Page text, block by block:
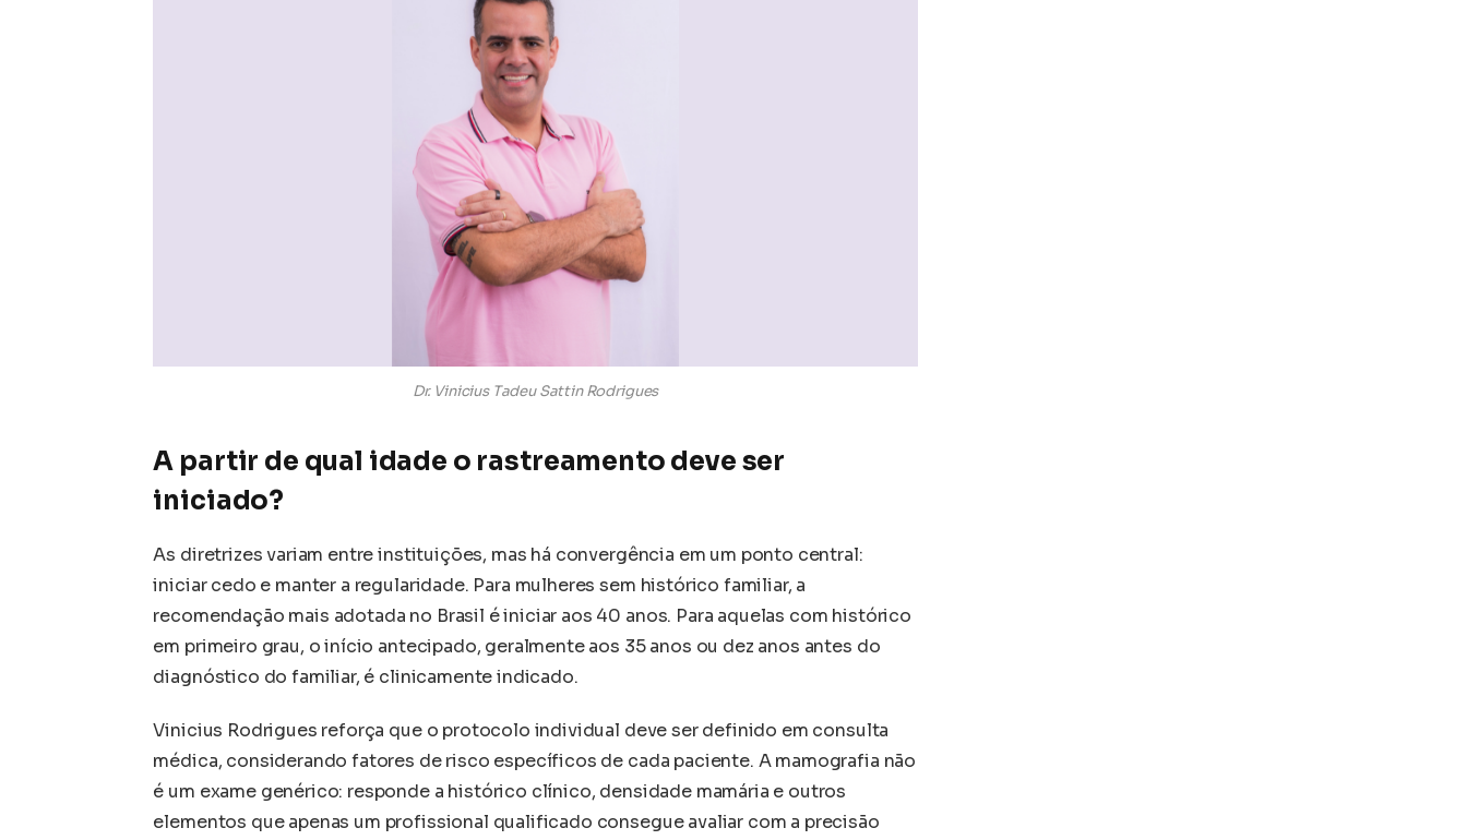
Dr. Vinicius Tadeu Sattin Rodrigues
A partir de qual idade o rastreamento deve ser
iniciado?
As diretrizes variam entre instituições, mas há convergência em um ponto central:
iniciar cedo e manter a regularidade. Para mulheres sem histórico familiar, a
recomendação mais adotada no Brasil é iniciar aos 40 anos. Para aquelas com histórico
em primeiro grau, o início antecipado, geralmente aos 35 anos ou dez anos antes do
diagnóstico do familiar, é clinicamente indicado.
Vinicius Rodrigues reforça que o protocolo individual deve ser definido em consulta
médica, considerando fatores de risco específicos de cada paciente. A mamografia não
é um exame genérico: responde a histórico clínico, densidade mamária e outros
elementos que apenas um profissional qualificado consegue avaliar com a precisão